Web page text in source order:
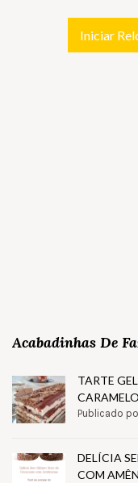
Iniciar
Acabadinhas De
TARTE
Publicado
DELÍCIA
COM